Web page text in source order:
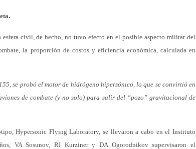
civil, de hecho, no tuvo efecto en el posible aspecto militar del
la proporción de costos y eficiencia económica, calculada en
se probó el motor de hidrógeno hipersónico, lo que se convirtió en
de combate (y no solo) para salir del “pozo” gravitacional de
Hypersonic Flying Laboratory, se llevaron a cabo en el Instituto
VA Sosunov, RI Kurziner y DA Ogorodnikov supervisaron el